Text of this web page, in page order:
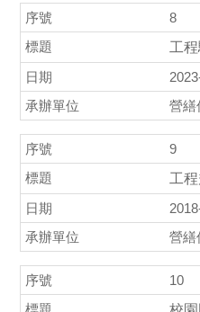
8
工
營繕
9
工
營繕
10